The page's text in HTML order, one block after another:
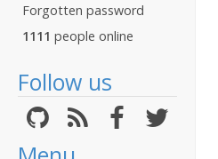
Forgotten password
1111 people online
Follow us